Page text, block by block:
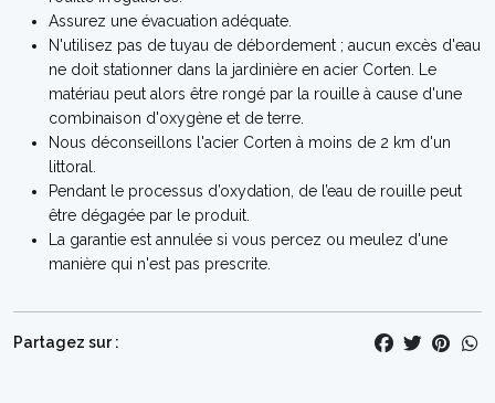
Assurez une évacuation adéquate.
N'utilisez pas de tuyau de débordement ; aucun excès d'eau
ne doit stationner dans la jardinière en acier Corten. Le
matériau peut alors être rongé par la rouille à cause d'une
combinaison d'oxygène et de terre.
Nous déconseillons l'acier Corten à moins de 2 km d'un
littoral.
Pendant le processus d’oxydation, de l’eau de rouille peut
être dégagée par le produit.
La garantie est annulée si vous percez ou meulez d'une
manière qui n'est pas prescrite.
Partagez sur :